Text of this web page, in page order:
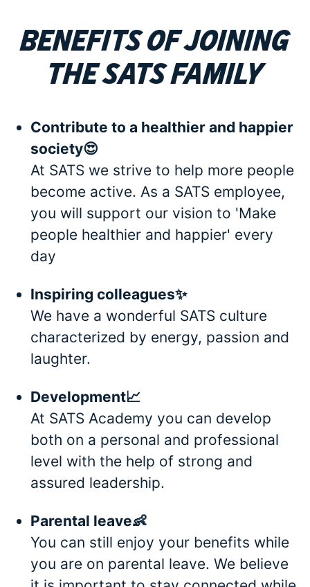
Benefits of joining
the SATS family
Contribute to a healthier and happier
society😍
At SATS we strive to help more people
become active. As a SATS employee,
you will support our vision to 'Make
people healthier and happier' every
day
Inspiring colleagues✨
We have a wonderful SATS culture
characterized by energy, passion and
laughter.
Development📈
At SATS Academy you can develop
both on a personal and professional
level with the help of strong and
assured leadership.
Parental leave👶
You can still enjoy your benefits while
you are on parental leave. We believe